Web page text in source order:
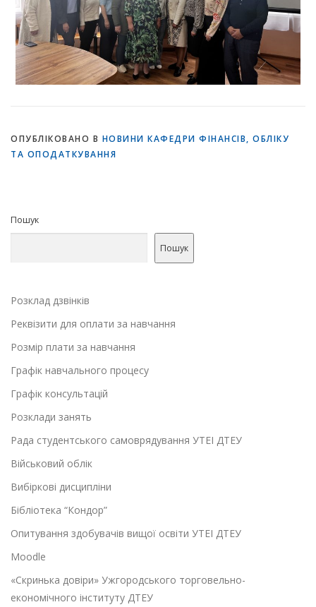
ОПУБЛІКОВАНО В НОВИНИ КАФЕДРИ ФІНАНСІВ, ОБЛІКУ
ТА ОПОДАТКУВАННЯ
Пошук
Пошук
Розклад дзвінків
Реквізити для оплати за навчання
Розмір плати за навчання
Графік навчального процесу
Графік консультацій
Розклади занять
Рада студентського самоврядування УТЕІ ДТЕУ
Військовий облік
Вибіркові дисципліни
Бібліотека “Кондор”
Опитування здобувачів вищої освіти УТЕІ ДТЕУ
Moodle
«Скринька довіри» Ужгородського торговельно-
економічного інституту ДТЕУ